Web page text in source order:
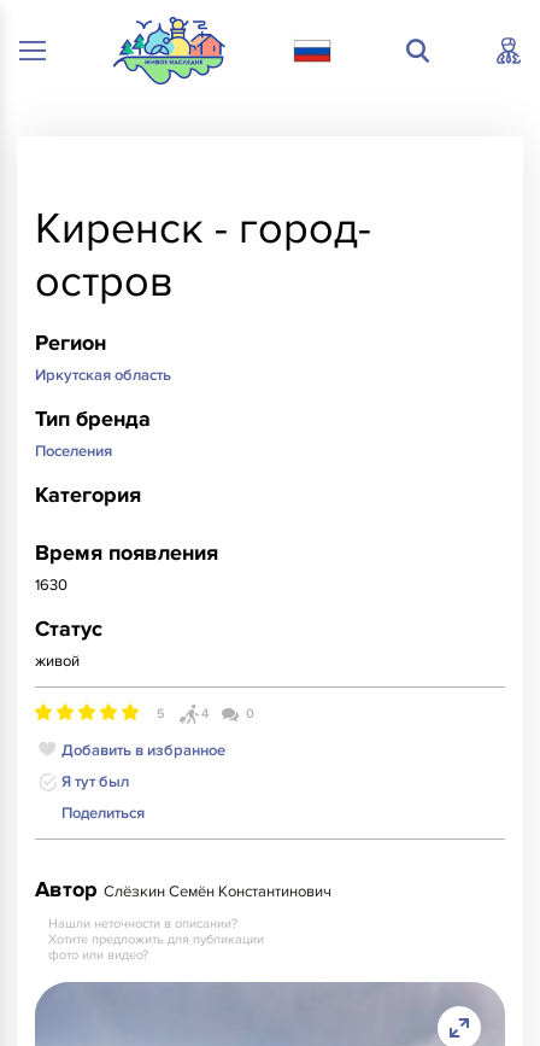
Киренск - город-
остров
Регион
Иркутская область
Тип бренда
Поселения
Категория
Время появления
1630
Статус
живой
5 4 0
Добавить в избранное
Я тут был
Поделиться
Автор Слёзкин Семён Константинович
Нашли неточности в описании?
Хотите предложить для публикации
фото или видео?